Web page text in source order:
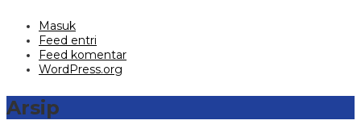
Masuk
Feed entri
Feed komentar
WordPress.org
Arsip